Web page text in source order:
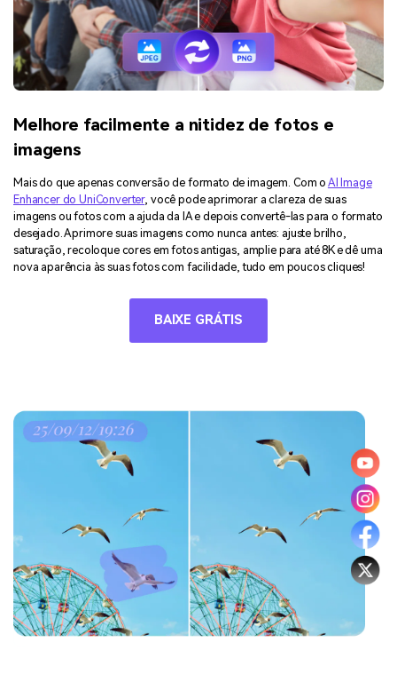
Melhore facilmente a nitidez de fotos e
imagens
Mais do que apenas conversão de formato de imagem. Com o AI Image
Enhancer do UniConverter, você pode aprimorar a clareza de suas
imagens ou fotos com a ajuda da IA e depois convertê-las para o formato
desejado. Aprimore suas imagens como nunca antes: ajuste brilho,
saturação, recoloque cores em fotos antigas, amplie para até 8K e dê uma
nova aparência às suas fotos com facilidade, tudo em poucos cliques!
BAIXE GRÁTIS